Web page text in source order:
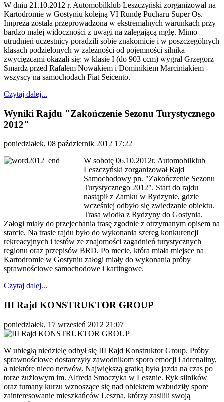
W dniu 21.10.2012 r. Automobilklub Leszczyński zorganizował na
Kartodromie w Gostyniu kolejną VI Rundę Pucharu Super Os.
Impreza została przeprowadzona w ekstremalnych warunkach przy
bardzo małej widoczności z uwagi na zalegającą mgłę. Mimo
utrudnień uczestnicy poradzili sobie znakomicie i w poszczególnych
klasach podzielonych w zależności od pojemności silnika
zwycięzcami okazali się: w klasie I (do 903 ccm) wygrał Grzegorz
Smardz przed Rafałem Nowakiem i Dominikiem Marciniakiem -
wszyscy na samochodach Fiat Seicento.
Czytaj dalej...
Wyniki Rajdu "Zakończenie Sezonu Turystycznego
2012"
poniedziałek, 08 październik 2012 17:22
W sobotę 06.10.2012r. Automobilklub
Leszczyński zorganizował Rajd
Samochodowy pn. "Zakończenie Sezonu
Turystycznego 2012". Start do rajdu
nastąpił z Zamku w Rydzynie, gdzie
wcześniej odbyło się zwiedzanie obiektu.
Trasa wiodła z Rydzyny do Gostynia.
Załogi miały do przejechania trasę zgodnie z otrzymanym opisem na
starcie. Na trasie rajdu było do wykonania szereg konkurencji
rekreacyjnych i testów ze znajomości zagadnień turystycznych
regionu oraz przepisów BRD. Po mecie, która miała miejsce na
Kartodromie w Gostyniu załogi miały do wykonania próby
sprawnościowe samochodowe i kartingowe.
Czytaj dalej...
III Rajd KONSTRUKTOR GROUP
poniedziałek, 17 wrzesień 2012 21:07
W ubiegłą niedzielę odbył się III Rajd Konstruktor Group. Próby
sprawnościowe dostarczyły zawodnikom sporo emocji i adrenaliny,
a niektóre nieco nerwów. Największą gratką była jazda na czas po
torze żużlowym im. Alfreda Smoczyka w Lesznie. Ryk silników
oraz tumany kurzu wznoszące się nad obiektem wzbudziły spore
zainteresowanie mieszkańców Leszna, którzy zasilili swoją